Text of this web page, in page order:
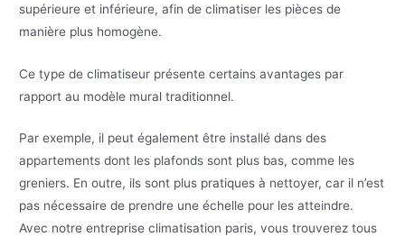
supérieure et inférieure, afin de climatiser les pièces de
manière plus homogène.
Ce type de climatiseur présente certains avantages par
rapport au modèle mural traditionnel.
Par exemple, il peut également être installé dans des
appartements dont les plafonds sont plus bas, comme les
greniers. En outre, ils sont plus pratiques à nettoyer, car il n’est
pas nécessaire de prendre une échelle pour les atteindre.
Avec notre entreprise climatisation paris, vous trouverez tous